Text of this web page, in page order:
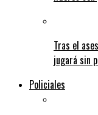
Tras el
jugará sin
Policiales